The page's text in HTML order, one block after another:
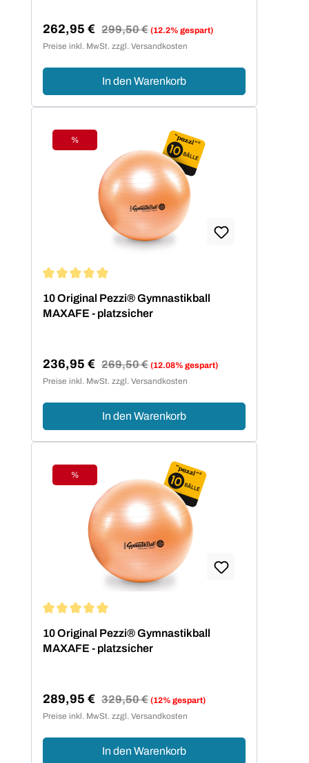
Verkaufspreis:
262,95 € Regulärer Preis:
299,50 € (12.2% gespart)
Preise inkl. MwSt. zzgl. Versandkosten
In den Warenkorb
Rabatt
%
10 Original Pezzi® Gymnastikball
MAXAFE - platzsicher
Verkaufspreis:
236,95 € Regulärer Preis:
269,50 € (12.08% gespart)
Preise inkl. MwSt. zzgl. Versandkosten
In den Warenkorb
Rabatt
%
10 Original Pezzi® Gymnastikball
MAXAFE - platzsicher
Verkaufspreis:
289,95 € Regulärer Preis:
329,50 € (12% gespart)
Preise inkl. MwSt. zzgl. Versandkosten
In den Warenkorb